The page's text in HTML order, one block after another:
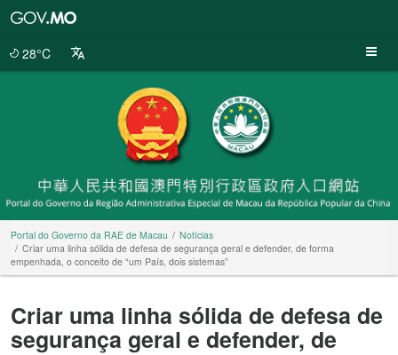
28°C
Portal do Governo da RAE de Macau
Notícias
Criar uma linha sólida de defesa de segurança geral e defender, de forma
empenhada, o conceito de “um País, dois sistemas”
Criar uma linha sólida de defesa de
segurança geral e defender, de